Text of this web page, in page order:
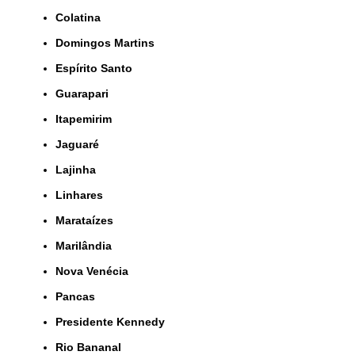
Colatina
Domingos Martins
Espírito Santo
Guarapari
Itapemirim
Jaguaré
Lajinha
Linhares
Marataízes
Marilândia
Nova Venécia
Pancas
Presidente Kennedy
Rio Bananal